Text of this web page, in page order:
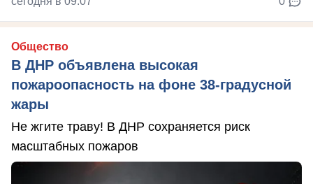
Общество
В ДНР объявлена высокая
пожароопасность на фоне 38-градусной
жары
Не жгите траву! В ДНР сохраняется риск
масштабных пожаров